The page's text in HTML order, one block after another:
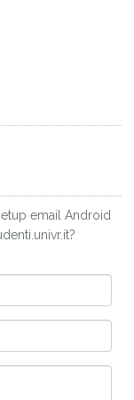
email Android